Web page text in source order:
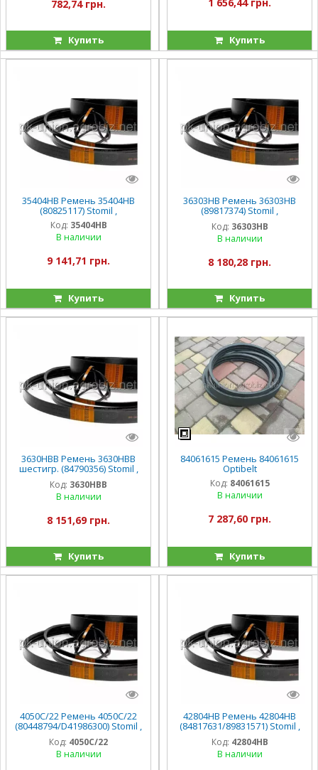
782,74 грн.
Купить Купить
35404HB Ремень 35404HB
(80825117) Stomil ,
Код: 35404HB
В наличии
9 141,71 грн.
Купить
36303HB Ремень 36303HB
(89817374) Stomil ,
TC56/CSX7080/CS
Код: 36303HB
В наличии
8 180,28 грн.
Купить
3630HBB Ремень 3630HBB
шестигр. (84790356) Stomil ,
CSX7080/CS6090
Код: 3630HBB
В наличии
8 151,69 грн.
Купить
84061615 Ремень 84061615
Optibelt
Код: 84061615
В наличии
7 287,60 грн.
Купить
4050С/22 Ремень 4050С/22
(80448794/D41986300) Stomil ,
TX/MF
Код: 4050С/22
В наличии
42804HB Ремень 42804HB
(84817631/89831571) Stomil ,
TX66/68/TF
Код: 42804HB
В наличии